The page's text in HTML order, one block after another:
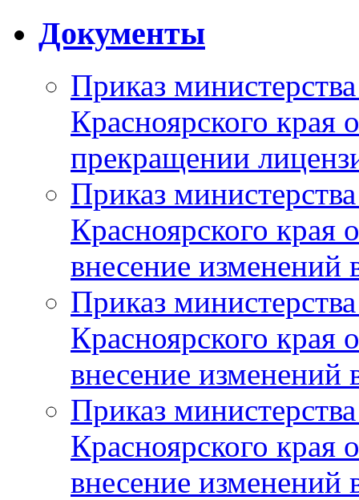
Документы
Приказ
Красноярского
прекращении
Приказ
Красноярского
внесение изменений
Приказ
Красноярского
внесение изменений
Приказ
Красноярского
внесение изменений